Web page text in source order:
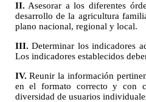
II. Asesorar a los diferentes
desarrollo de la agricultura
plano nacional, regional y local.
III. Determinar los indicadores
Los indicadores establecidos
IV. Reunir la información
en el formato correcto y con
diversidad de usuarios